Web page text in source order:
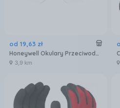
od 19,63 zł
Honeywell Okulary Przeciwodpryskowe A800 Bezbarwne
3,9 km